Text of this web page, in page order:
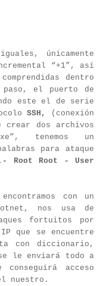
únicamente
“+1”, así
dentro
paso, el puerto de
este el de serie
SSH,
(conexión
crear dos archivos
tenemos un
para ataque
Root Root - User
con un
nos usa de
fortuitos por
que se encuentre
con diccionario,
le enviará todo a
conseguirá acceso
nuestro.